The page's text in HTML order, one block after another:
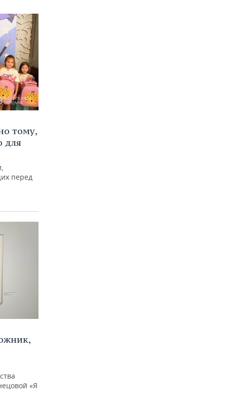
тому,
для
перед
«Я